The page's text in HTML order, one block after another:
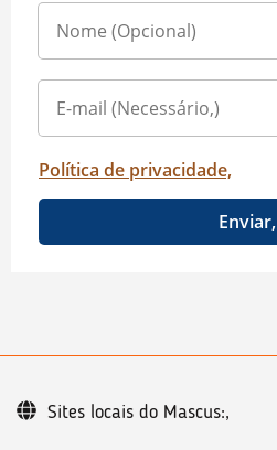
Política de privacidade,
Enviar,
Sites locais do Mascus:,